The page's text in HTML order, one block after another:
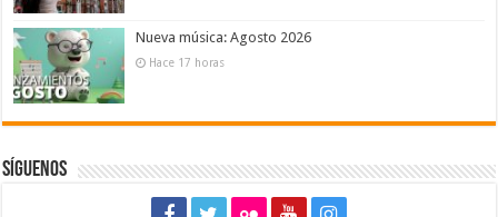
Nueva música: Agosto 2026
Hace 17 horas
Síguenos